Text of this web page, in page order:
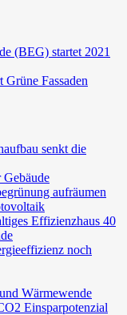
(BEG) startet 2021
Fassaden
senkt die
aufräumen
Effizienzhaus 40
noch
Wärmewende
Einsparpotenzial